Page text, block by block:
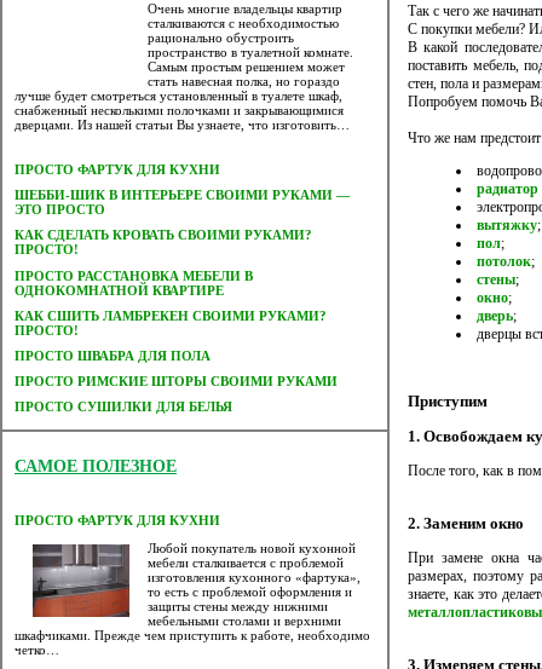
Очень многие владельцы квартир
сталкиваются с необходимостью
рационально обустроить
пространство в туалетной комнате.
Самым простым решением может
стать навесная полка, но гораздо
лучше будет смотреться установленный в туалете шкаф,
снабженный несколькими полочками и закрывающимися
дверцами. Из нашей статьи Вы узнаете, что изготовить…
ПРОСТО ФАРТУК ДЛЯ КУХНИ
ШЕББИ-ШИК В ИНТЕРЬЕРЕ СВОИМИ РУКАМИ —
ЭТО ПРОСТО
КАК СДЕЛАТЬ КРОВАТЬ СВОИМИ РУКАМИ?
ПРОСТО!
ПРОСТО РАССТАНОВКА МЕБЕЛИ В
ОДНОКОМНАТНОЙ КВАРТИРЕ
КАК СШИТЬ ЛАМБРЕКЕН СВОИМИ РУКАМИ?
ПРОСТО!
ПРОСТО ШВАБРА ДЛЯ ПОЛА
ПРОСТО РИМСКИЕ ШТОРЫ СВОИМИ РУКАМИ
ПРОСТО СУШИЛКИ ДЛЯ БЕЛЬЯ
САМОЕ ПОЛЕЗНОЕ
ПРОСТО ФАРТУК ДЛЯ КУХНИ
Любой покупатель новой кухонной
мебели сталкивается с проблемой
изготовления кухонного «фартука»,
то есть с проблемой оформления и
защиты стены между нижними
мебельными столами и верхними
шкафчиками. Прежде чем приступить к работе, необходимо
четко…
Так с чего же
С покупки мебели?
В какой
поставить мебель,
стен, пола и
Попробуем помочь
Что же нам
вытяжку;
пол;
потолок;
стены;
окно;
дверь;
дверцы
Приступим
1. Освобождаем
После того, как в
2. Заменим окно
При замене окна
размерах, поэтому
знаете, как это
3. Измеряем